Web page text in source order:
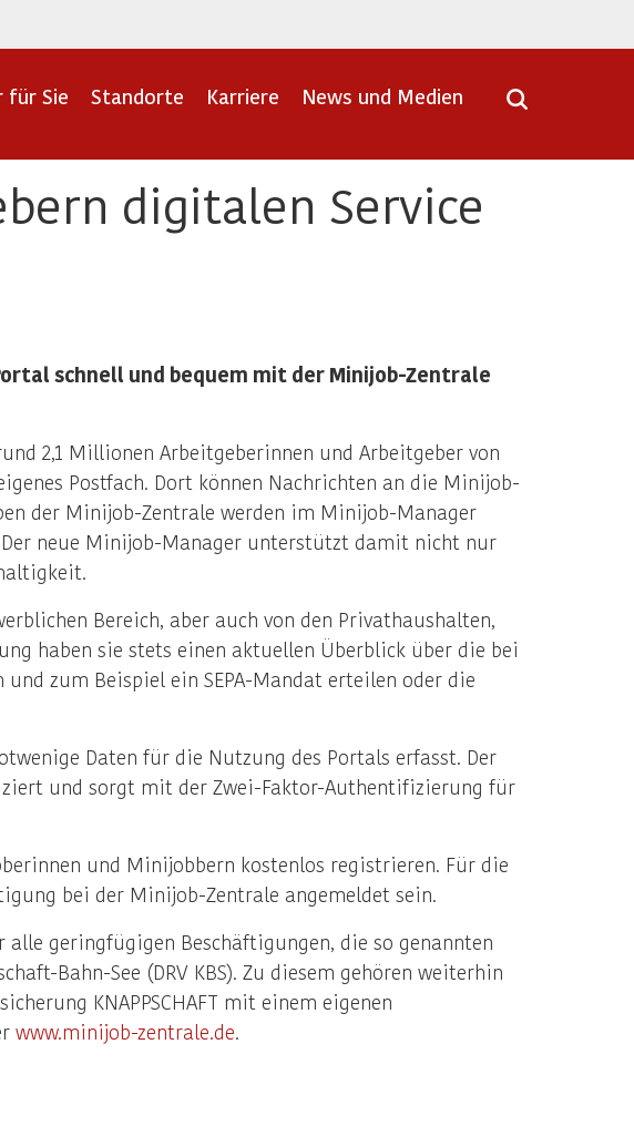
für Sie Standorte Karriere News und Medien
digitalen Service
schnell und bequem mit der Minijob-Zentrale
2,1 Millionen Arbeitgeberinnen und Arbeitgeber von
Postfach. Dort können Nachrichten an die Minijob-
der Minijob-Zentrale werden im Minijob-Manager
neue Minijob-Manager unterstützt damit nicht nur
Bereich, aber auch von den Privathaushalten,
haben sie stets einen aktuellen Überblick über die bei
zum Beispiel ein SEPA-Mandat erteilen oder die
Daten für die Nutzung des Portals erfasst. Der
und sorgt mit der Zwei-Faktor-Authentifizierung für
und Minijobbern kostenlos registrieren. Für die
bei der Minijob-Zentrale angemeldet sein.
geringfügigen Beschäftigungen, die so genannten
Bahn-See (DRV KBS). Zu diesem gehören weiterhin
KNAPPSCHAFT mit einem eigenen
www.minijob-zentrale.de